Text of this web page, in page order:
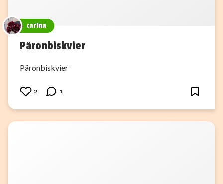
carina
Päronbiskvier
Päronbiskvier
2 1